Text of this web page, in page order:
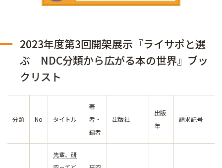
2023年度第3回開架展示『ライサポと選
ぶ NDC分類から広がる本の世界』ブッ
クリスト
分類 No タイトル
著
者・
編者
出版社
出版
年
請求記号
先輩、研